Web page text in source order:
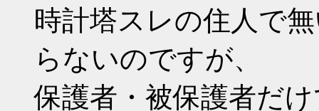
時計塔スレの住人で
らないのですが、
保護者・被保護者だ